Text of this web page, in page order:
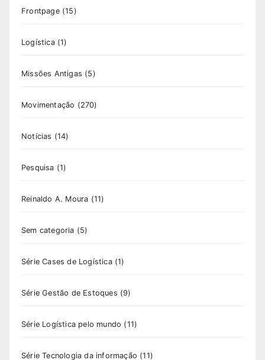
Frontpage(15)
Logística(1)
Missões Antigas (5)
Movimentação (270)
Notícias (14)
Pesquisa (1)
Reinaldo A. Moura (11)
Sem categoria (5)
Série Cases de Logística(1)
Série Gestão de Estoques (9)
Série Logística pelo mundo (11)
Série Tecnologia da informação (11)